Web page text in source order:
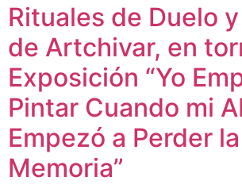
Rituales de Duelo
de Artchivar, en
Exposición “Yo
Pintar Cuando mi
Empezó a Perder la
Memoria”